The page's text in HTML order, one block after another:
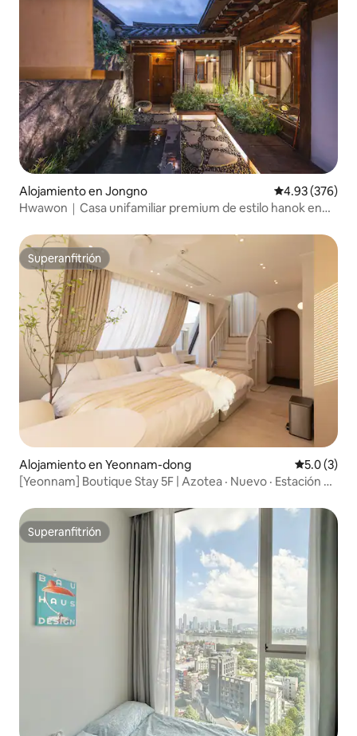
Alojamiento en Jongno Calificación
4.93 (376)
Hwawon｜Casa unifamiliar premium de estilo hanok en
aniversarios, propuestas
Superanfitrión
Superanfitrión
Alojamiento en Yeonnam-dong
5.0 (3)
[Yeonnam] Boutique Stay 5F | Azotea · Nuevo · Estación de
equipaje gratuito
Superanfitrión
Superanfitrión